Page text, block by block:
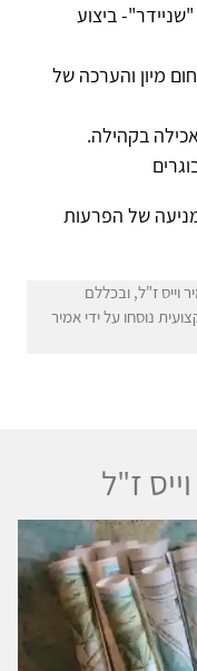
ביצוע
מיון והערכה של
בקהילה.
של הפרעות
וייס ז"ל, ובכללם
נוסחו על ידי אמיר
ז"ל